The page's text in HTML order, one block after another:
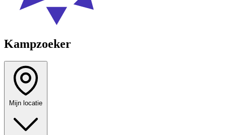
Kampzoeker
Mijn locatie